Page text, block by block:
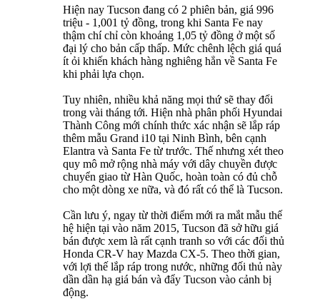
Hiện nay Tucson đang có 2 phiên bản, giá 996
triệu - 1,001 tỷ đồng, trong khi Santa Fe nay
thậm chí chỉ còn khoảng 1,05 tỷ đồng ở một số
đại lý cho bản cấp thấp. Mức chênh lệch giá quá
ít ỏi khiến khách hàng nghiêng hẳn về Santa Fe
khi phải lựa chọn.
Tuy nhiên, nhiều khả năng mọi thứ sẽ thay đổi
trong vài tháng tới. Hiện nhà phân phối Hyundai
Thành Công mới chính thức xác nhận sẽ lắp ráp
thêm mẫu Grand i10 tại Ninh Bình, bên cạnh
Elantra và Santa Fe từ trước. Thế nhưng xét theo
quy mô mở rộng nhà máy với dây chuyền được
chuyển giao từ Hàn Quốc, hoàn toàn có đủ chỗ
cho một dòng xe nữa, và đó rất có thể là Tucson.
Cần lưu ý, ngay từ thời điểm mới ra mắt mẫu thế
hệ hiện tại vào năm 2015, Tucson đã sở hữu giá
bán được xem là rất cạnh tranh so với các đối thủ
Honda CR-V hay Mazda CX-5. Theo thời gian,
với lợi thế lắp ráp trong nước, những đối thủ này
dần dần hạ giá bán và đẩy Tucson vào cảnh bị
động.